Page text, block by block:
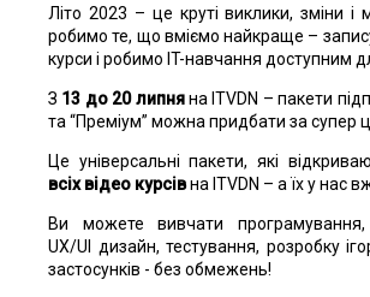
Літо 2023 – це круті виклики, зміни і
робимо те, що вміємо найкраще –
курси і робимо IT-навчання доступним
З 13 до 20 липняна ITVDN – пакети
та “Преміум” можна придбати за супер
Це універсальні пакети, які
всіх відео курсівна ITVDN – а їх у нас
Ви можете вивчати програмування,
UX/UI дизайн, тестування, розробку
застосунків - без обмежень!